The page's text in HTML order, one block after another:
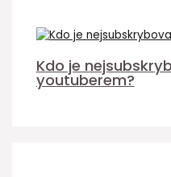
Kdo je
youtuberem?